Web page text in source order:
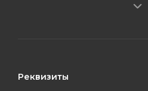
и термоманометры
Реквизиты